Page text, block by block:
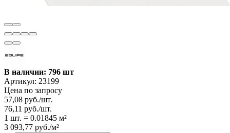
В наличии: 796 шт
Артикул: 23199
Цена по запросу
57,08 руб./шт.
76,11 руб./шт.
1 шт. = 0.01845 м²
3 093,77 руб./м²